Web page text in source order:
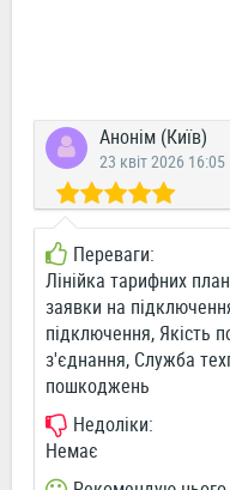
Анонім (Київ)
23 квіт 2026 16:05
Переваги:
Лінійка тарифних
заявки на
підключення, Якість
з'єднання, Служба
пошкоджень
Недоліки:
Немає